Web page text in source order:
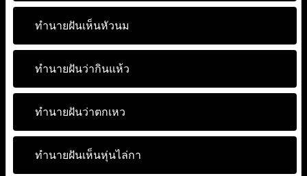
ทำนายฝันเห็นหัวนม
ทำนายฝันว่ากินแห้ว
ทำนายฝันว่าตกเหว
ทำนายฝันเห็นหุ่นไล่กา